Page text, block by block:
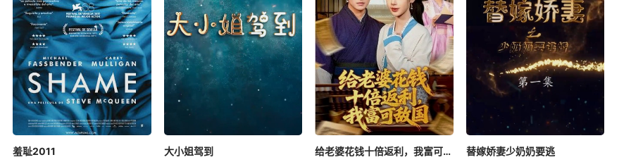
羞耻2011
大小姐驾到
给老婆花钱十倍返利，我富可敌国
替嫁娇妻少奶奶要逃